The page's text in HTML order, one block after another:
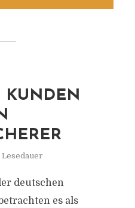
KUNDEN
Lesedauer
deutschen
es als